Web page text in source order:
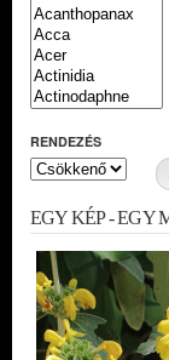
RENDEZÉS
EGY KÉP - EGY